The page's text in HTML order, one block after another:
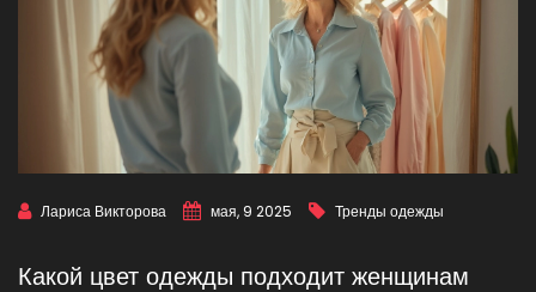
Лариса Викторова мая, 9 2025 Тренды одежды
Какой цвет одежды подходит женщинам